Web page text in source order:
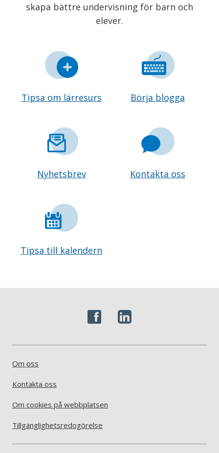
skapa bättre undervisning för barn och
elever.
Tipsa om lärresurs Börja blogga
Nyhetsbrev Kontakta oss
Tipsa till kalendern
Om oss
Kontakta oss
Om cookies på webbplatsen
Tillgänglighetsredogörelse